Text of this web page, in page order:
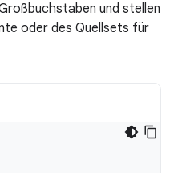
und stellen
oder des Quellsets für